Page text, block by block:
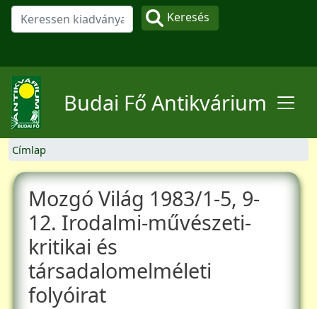
Ugrás a tartalomra
Keresés
Budai Fő Antikvárium
Címlap
Mozgó Világ 1983/1-5, 9-
12. Irodalmi-művészeti-
kritikai és
társadalomelméleti
folyóirat